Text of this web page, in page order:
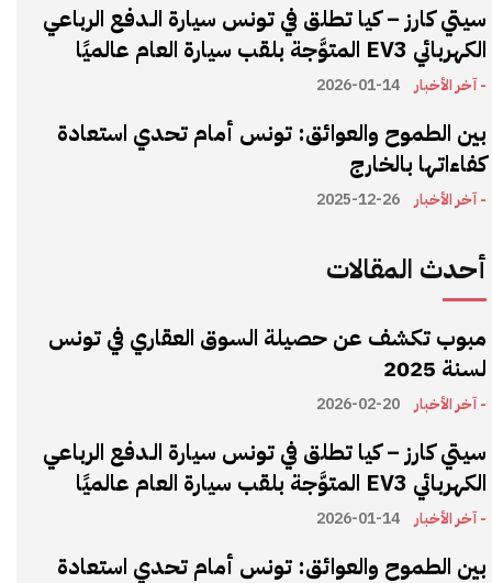
سيتي كارز – كيا تطلق في تونس سيارة الـدفع الرباعي
الكهربائي EV3 المتوَّجة بلقب سيارة العام عالميًا
- آخر الأخبار 2026-01-14
بين الطموح والعوائق: تونس أمام تحدي استعادة
كفاءاتها بالخارج
- آخر الأخبار 2025-12-26
أحدث المقالات
مبوب تكشف عن حصيلة السوق العقاري في تونس
لسنة 2025
- آخر الأخبار 2026-02-20
سيتي كارز – كيا تطلق في تونس سيارة الـدفع الرباعي
الكهربائي EV3 المتوَّجة بلقب سيارة العام عالميًا
- آخر الأخبار 2026-01-14
بين الطموح والعوائق: تونس أمام تحدي استعادة